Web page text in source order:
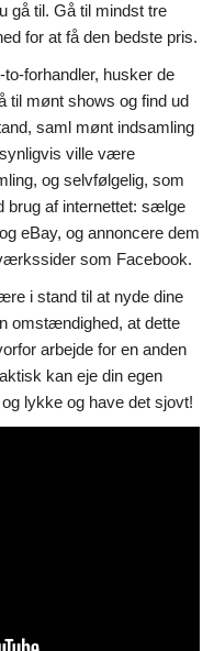
gå til. Gå til mindst tre
for at få den bedste pris.
forhandler, husker de
til mønt shows og find ud
saml mønt indsamling
ville være
og selvfølgelig, som
brug af internettet: sælge
eBay, og annoncere dem
som Facebook.
i stand til at nyde dine
omstændighed, at dette
arbejde for en anden
kan eje din egen
lykke og have det sjovt!